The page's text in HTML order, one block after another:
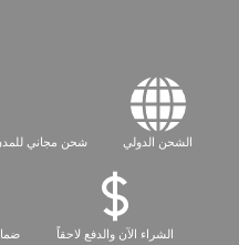
الشحن الدولي شحن مجاني للمدن
الشراء الآن والدفع لاحقاً ضمان لمدة